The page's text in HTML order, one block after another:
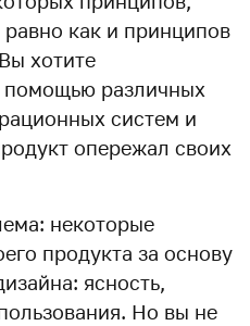
как и принципов
хотите
помощью различных
систем и
опережал своих
некоторые
продукта за основу
ясность,
Но вы не